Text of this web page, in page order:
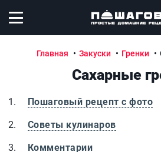
Открыть меню
Главная Закуски Гренки
Сахарные
Пошаговый рецепт с фото
Советы кулинаров
Комментарии